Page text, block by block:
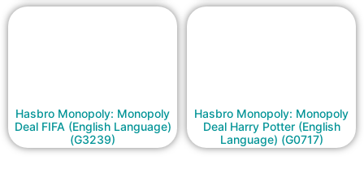
Hasbro Monopoly: Monopoly
Deal FIFA (English Language)
(G3239)
Hasbro Monopoly: Monopoly
Deal Harry Potter (English
Language) (G0717)